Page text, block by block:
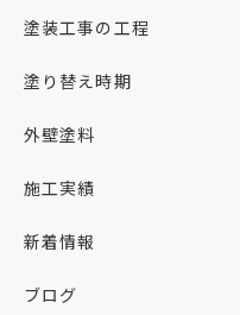
塗装工事の工程
塗り替え時期
外壁塗料
施工実績
新着情報
ブログ